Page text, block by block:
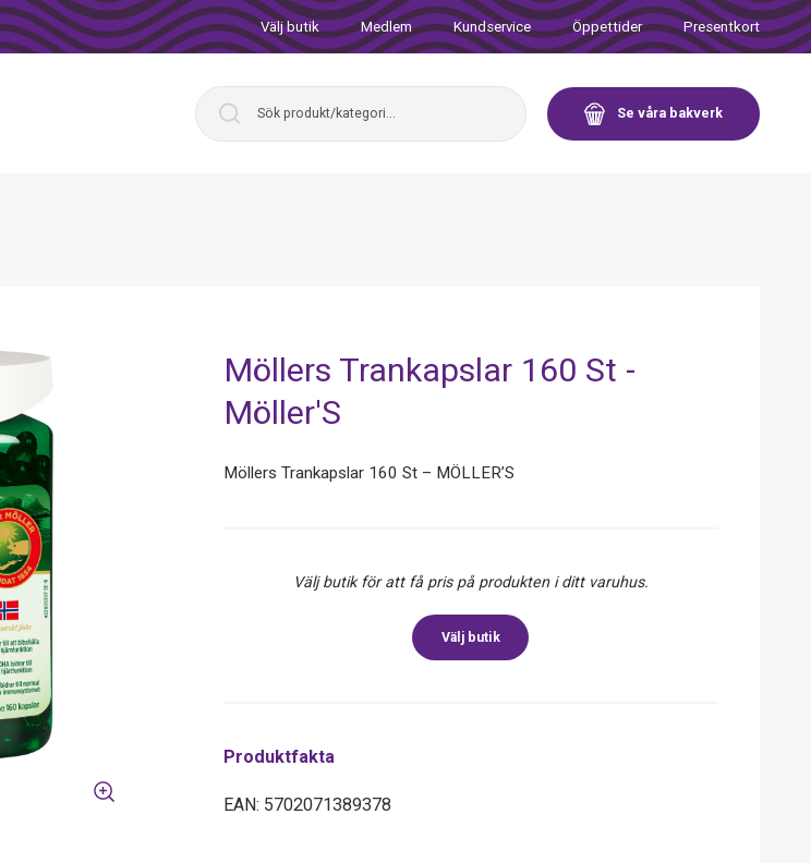
Välj butik Medlem Kundservice Öppettider Presentkort
Se våra bakverk
Möllers Trankapslar 160 St -
Möller'S
Möllers Trankapslar 160 St – MÖLLER’S
Välj butik för att få pris på produkten i ditt varuhus.
Välj butik
Produktfakta
EAN: 5702071389378